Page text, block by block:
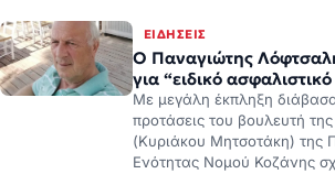
Με μεγάλη έκπληξη
προτάσεις του βουλευτή
(Κυριάκου Μητσοτάκη) της
Ενότητας Νομού Κοζάνης
πριν από 8 ώρες
ΕΙΔΉΣΕΙΣ